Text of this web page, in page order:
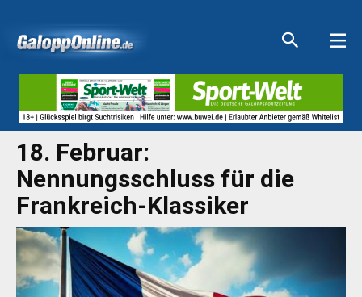
18. Februar:
Nennungsschluss für die
Frankreich-Klassiker